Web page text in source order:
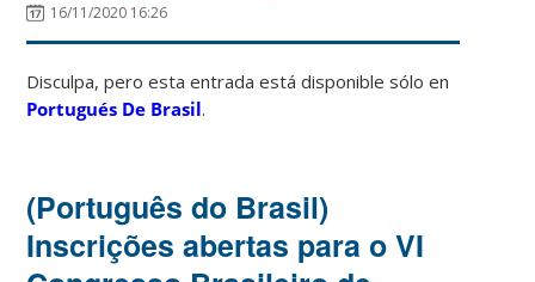
16/11/2020 16:26
Disculpa, pero esta entrada está disponible sólo en
Portugués De Brasil.
(Português do Brasil)
Inscrições abertas para o VI